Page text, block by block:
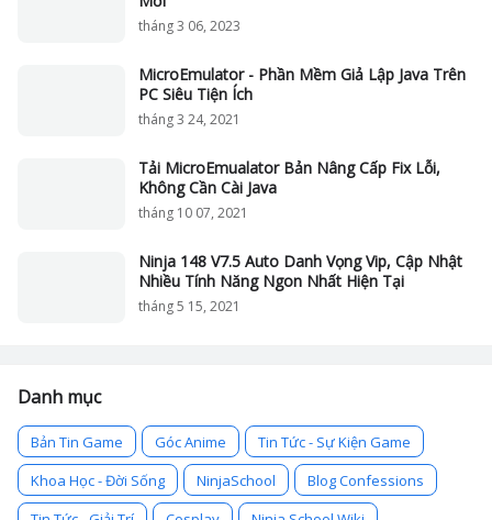
tháng 3 06, 2023
MicroEmulator - Phần Mềm Giả Lập Java Trên
PC Siêu Tiện Ích
tháng 3 24, 2021
Tải MicroEmualator Bản Nâng Cấp Fix Lỗi,
Không Cần Cài Java
tháng 10 07, 2021
Ninja 148 V7.5 Auto Danh Vọng Vip, Cập Nhật
Nhiều Tính Năng Ngon Nhất Hiện Tại
tháng 5 15, 2021
Danh mục
Bản Tin Game Góc Anime
Tin Tức - Sự Kiện Game
Khoa Học - Đời Sống
NinjaSchool
Blog Confessions